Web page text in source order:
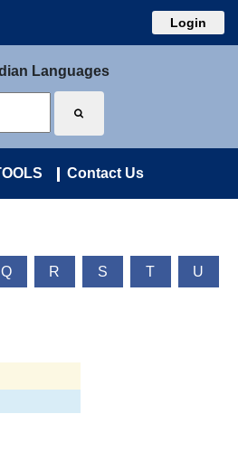
Login
Languages
Contact Us
Q R S T U